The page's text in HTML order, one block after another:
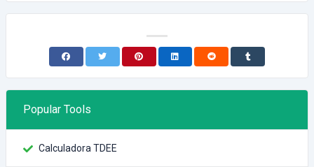
Popular Tools
Calculadora TDEE